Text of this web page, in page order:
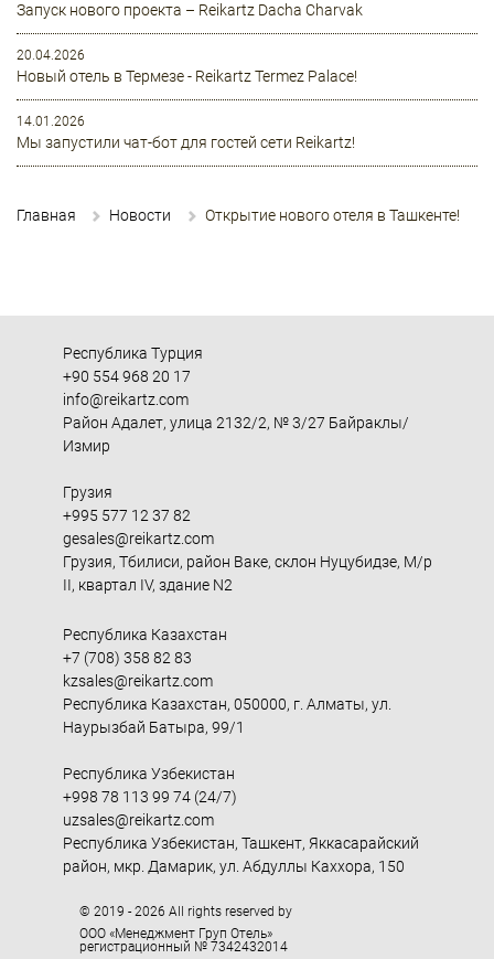
Запуск нового проекта – Reikartz Dacha Charvak
20.04.2026
Новый отель в Термезе - Reikartz Termez Palace!
14.01.2026
Мы запустили чат-бот для гостей сети Reikartz!
Главная Новости Открытие нового отеля в Ташкенте!
Республика Турция
+90 554 968 20 17
info@reikartz.com
Район Адалет, улица 2132/2, № 3/27 Байраклы/
Измир
Грузия
+995 577 12 37 82
gesales@reikartz.com
Грузия, Тбилиси, район Ваке, склон Нуцубидзе, М/р
II, квартал IV, здание N2
Республика Казахстан
+7 (708) 358 82 83
kzsales@reikartz.com
Республика Казахстан, 050000, г. Алматы, ул.
Наурызбай Батыра, 99/1
Республика Узбекистан
+998 78 113 99 74 (24/7)
uzsales@reikartz.com
Республика Узбекистан, Ташкент, Яккасарайский
район, мкр. Дамарик, ул. Абдуллы Каххора, 150
© 2019 - 2026 All rights reserved by
ООО «Менеджмент Груп Отель»
регистрационный № 7342432014